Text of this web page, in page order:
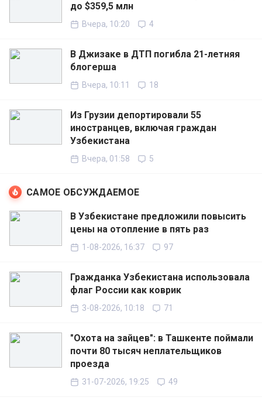
до $359,5 млн
Вчера, 10:20 4
В Джизаке в ДТП погибла 21-летняя
блогерша
Вчера, 10:11 18
Из Грузии депортировали 55
иностранцев, включая граждан
Узбекистана
Вчера, 01:58 5
САМОЕ ОБСУЖДАЕМОЕ
В Узбекистане предложили повысить
цены на отопление в пять раз
1-08-2026, 16:37 97
Гражданка Узбекистана использовала
флаг России как коврик
3-08-2026, 10:18 71
"Охота на зайцев": в Ташкенте поймали
почти 80 тысяч неплательщиков
проезда
31-07-2026, 19:25 49